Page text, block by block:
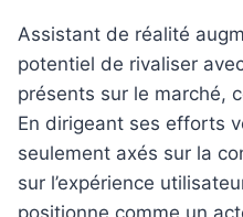
Assistant de réalité
potentiel de rivaliser
présents sur le marché,
En dirigeant ses efforts
seulement axés sur la
sur l’expérience
positionne comme un